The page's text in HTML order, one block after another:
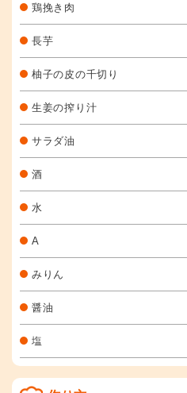
鶏挽き肉
長芋
柚子の皮の千切り
生姜の搾り汁
サラダ油
酒
水
A
みりん
醤油
塩